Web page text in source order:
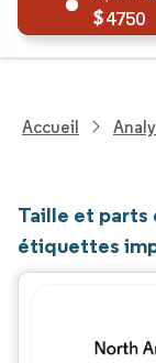
4750
Accueil
Taille et parts
étiquettes